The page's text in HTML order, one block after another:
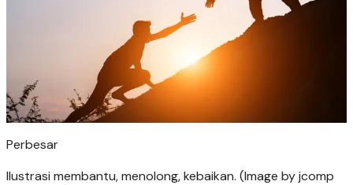
Perbesar
Ilustrasi membantu, menolong, kebaikan. (Image by jcomp